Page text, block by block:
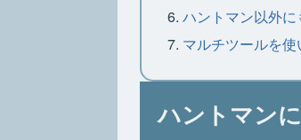
ハントマン以外
マルチツールを使
ハントマン